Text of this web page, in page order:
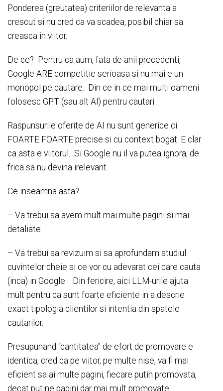
Ponderea (greutatea) criteriilor de relevanta a
crescut si nu cred ca va scadea, posibil chiar sa
creasca in viitor.
De ce? Pentru ca aum, fata de anii precedenti,
Google ARE competitie serioasa si nu mai e un
monopol pe cautare. Din ce in ce mai multi oameni
folosesc GPT (sau alt AI) pentru cautari.
Raspunsurile oferite de AI nu sunt generice ci
FOARTE FOARTE precise si cu context bogat. E clar
ca asta e viitorul. Si Google nu il va putea ignora, de
frica sa nu devina irelevant.
Ce inseamna asta?
– Va trebui sa avem mult mai multe pagini si mai
detaliate
– Va trebui sa revizuim si sa aprofundam studiul
cuvintelor cheie si ce vor cu adevarat cei care cauta
(inca) in Google. Din fericire, aici LLM-urile ajuta
mult pentru ca sunt foarte eficiente in a descrie
exact tipologia clientilor si intentia din spatele
cautarilor.
Presupunand “cantitatea” de efort de promovare e
identica, cred ca pe viitor, pe multe nise, va fi mai
eficient sa ai multe pagini, fiecare putin promovata,
decat putine pagini dar mai mult promovate.